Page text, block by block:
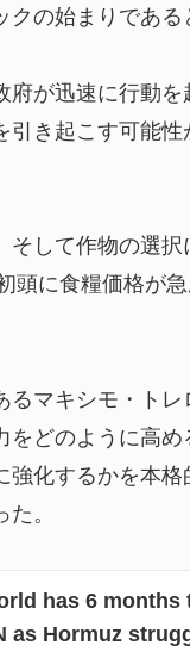
チｗｗｗｗｗｗｗ
韓戦でも審判の接
国を破りアジア杯
ない壁になってし
で超えられない壁
ト所有率が低すぎる
アニメ化してて心
政不足を海外資産
とても良いことを
に熊本地震が発生
の始まりである
府が迅速に行動
引き起こす可能
そして作物の選
頭に食糧価格が
るマキシモ・ト
をどのように高
強化するかを本
。
has 6
as Hormuz